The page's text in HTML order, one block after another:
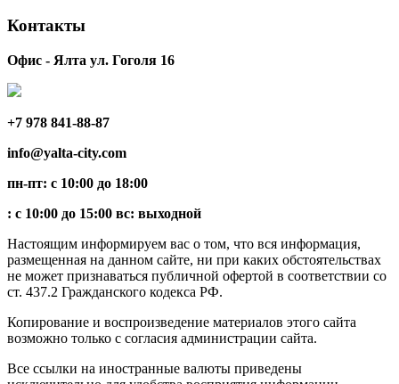
Контакты
Офис - Ялта ул. Гоголя 16
+7 978 841-88-87
info@yalta-city.com
пн-пт: с 10:00 до 18:00
: с 10:00 до 15:00 вс: выходной
Настоящим информируем вас о том, что вся информация,
размещенная на данном сайте, ни при каких обстоятельствах
не может признаваться публичной офертой в соответствии со
ст. 437.2 Гражданского кодекса РФ.
Копирование и воспроизведение материалов этого сайта
возможно только с согласия администрации сайта.
Все ссылки на иностранные валюты приведены